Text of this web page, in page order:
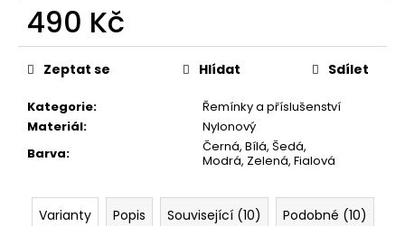
490 Kč
Měrná
cena:
Kategorie:
Řemínky a příslušenství
Materiál:
Nylonový
Barva:
Černá, Bílá, Šedá,
Modrá, Zelená, Fialová
Zeptat se Hlídat Sdílet
Varianty Popis Související (10)
Podobné (10)